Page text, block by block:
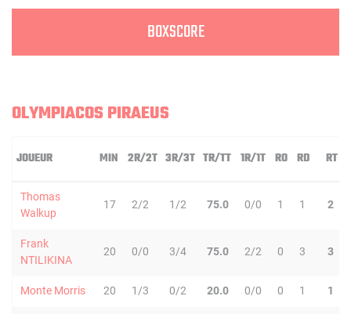
BOXSCORE
OLYMPIACOS PIRAEUS
JOUEUR MIN 2R/2T 3R/3T TR/TT 1R/1T RO RD RT
Thomas
Walkup
17 2/2 1/2 75.0 0/0 1 1 2
Frank
NTILIKINA
20 0/0 3/4 75.0 2/2 0 3 3
Monte Morris 20 1/3 0/2 20.0 0/0 0 1 1